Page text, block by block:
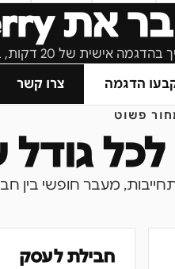
את
אישית של 20 דקות, בעברית.
הדגמה
צרו קשר
פשוט
חבילת לעסק